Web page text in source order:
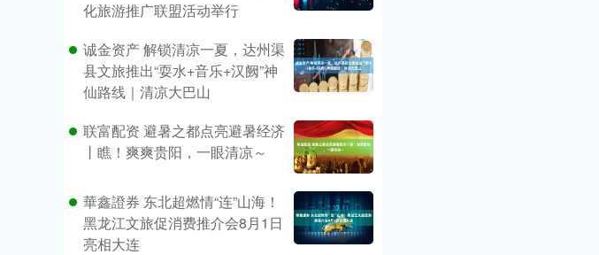
化旅游推广联盟活动举行
诚金资产 解锁清凉一夏，达州渠
县文旅推出“耍水+音乐+汉阙”神
仙路线｜清凉大巴山
联富配资 避暑之都点亮避暑经济
丨瞧！爽爽贵阳，一眼清凉～
華鑫證券 东北超燃情“连”山海！
黑龙江文旅促消费推介会8月1日
亮相大连